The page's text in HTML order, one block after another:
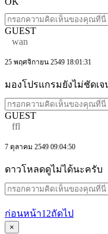
GUEST
wan
25 พฤศจิกายน 2549 18:01:31
มองโปรแกรมยังไม่ชัดเจ
GUEST
ffl
7 ตุลาคม 2549 09:04:50
ดาวโหลดดูไม่ได้นะครับ
ก่อนหน้า1 2ถัดไป
×